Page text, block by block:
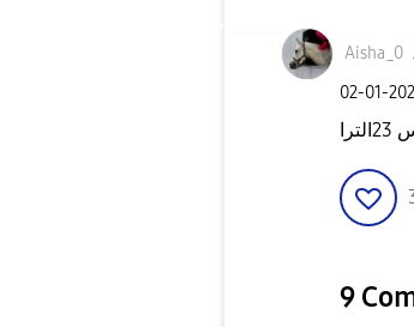
Aisha_0
‎02-01-
9